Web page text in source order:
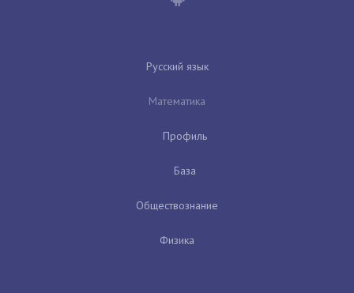
Русский язык
Математика
Профиль
База
Обществознание
Физика